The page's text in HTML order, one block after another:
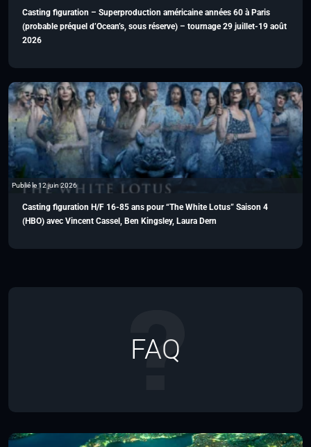
Casting figuration – Superproduction américaine années 60 à Paris
(probable préquel d’Ocean’s, sous réserve) – tournage 29 juillet-19 août
2026
Publié le 12 juin 2026
Casting figuration H/F 16-85 ans pour “The White Lotus” Saison 4
(HBO) avec Vincent Cassel, Ben Kingsley, Laura Dern
FAQ